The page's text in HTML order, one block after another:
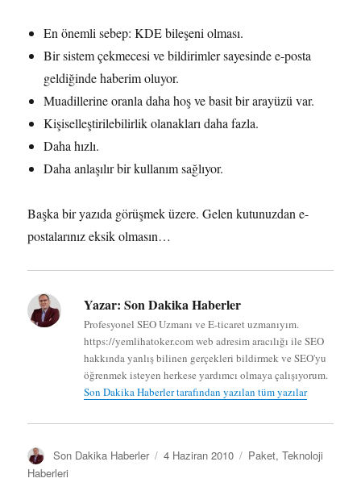
En önemli sebep: KDE bileşeni olması.
Bir sistem çekmecesi ve bildirimler sayesinde e-posta
geldiğinde haberim oluyor.
Muadillerine oranla daha hoş ve basit bir arayüzü var.
Kişiselleştirilebilirlik olanakları daha fazla.
Daha hızlı.
Daha anlaşılır bir kullanım sağlıyor.
Başka bir yazıda görüşmek üzere. Gelen kutunuzdan e-
postalarınız eksik olmasın…
Yazar: Son Dakika Haberler
Profesyonel SEO Uzmanı ve E-ticaret uzmanıyım.
https://yemlihatoker.com web adresim aracılığı ile SEO
hakkında yanlış bilinen gerçekleri bildirmek ve SEO'yu
öğrenmek isteyen herkese yardımcı olmaya çalışıyorum.
Son Dakika Haberler tarafından yazılan tüm yazılar
Y
a
Son Dakika Haberler
Y
4 Haziran 2010
K
Paket,Teknoloji
Haberleri